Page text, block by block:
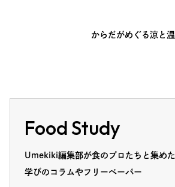
からだがめぐる涼と温
Food Study
Umekiki編集部が食のプロたちと集めた
学びのコラムやフリーペーパー